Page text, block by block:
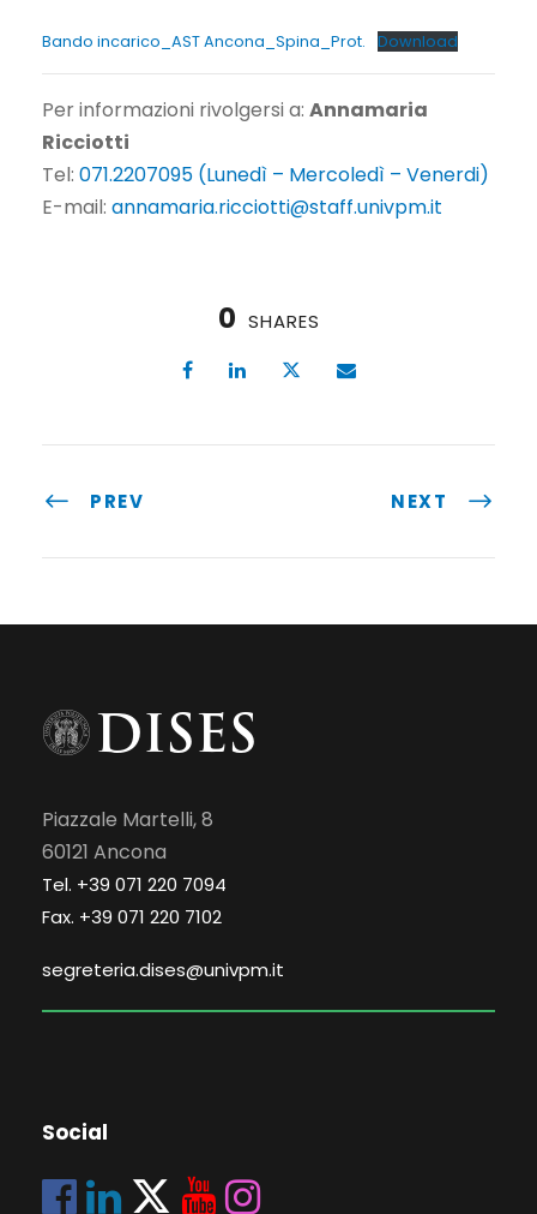
Bando incarico_AST Ancona_Spina_Prot. Download
Per informazioni rivolgersi a: Annamaria
Ricciotti
Tel: 071.2207095 (Lunedì – Mercoledì – Venerdi)
E-mail: annamaria.ricciotti@staff.univpm.it
0 SHARES
PREV NEXT
Piazzale Martelli, 8
60121 Ancona
Tel. +39 071 220 7094
Fax. +39 071 220 7102
segreteria.dises@univpm.it
Social